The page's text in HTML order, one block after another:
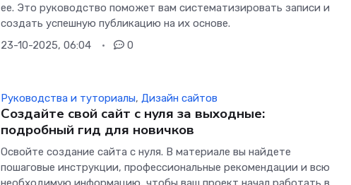
ее. Это руководство поможет вам систематизировать записи и
создать успешную публикацию на их основе.
23-10-2025, 06:04
0
Руководства и туториалы,Дизайн сайтов
Создайте свой сайт с нуля за выходные:
подробный гид для новичков
Освойте создание сайта с нуля. В материале вы найдете
пошаговые инструкции, профессиональные рекомендации и всю